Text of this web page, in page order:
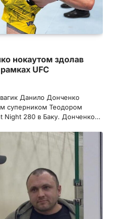
нокаутом здолав
UFC
Данило Донченко
суперником Теодором
Night 280 в Баку. Донченко…